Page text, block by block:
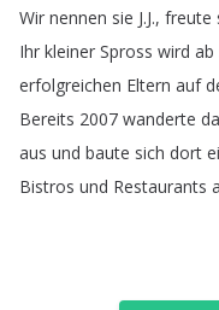
Wir nennen sie J.J., freute
Ihr kleiner Spross wird ab
erfolgreichen Eltern auf
Bereits 2007 wanderte
aus und baute sich dort
Bistros und Restaurants